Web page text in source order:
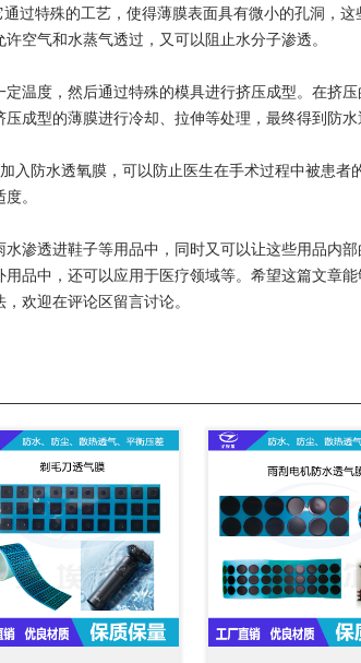
过特殊的工艺，使得薄膜表面具有微小的孔洞，这
空气和水蒸气透过，又可以阻止水分子渗透。
温度，然后通过特殊的模具进行挤压成型。在挤压
成型的薄膜进行冷却、拉伸等处理，最终得到防水
入防水透氧膜，可以防止医生在手术过程中被患者
。
渗透进鞋子等用品中，同时又可以让这些用品内部
品中，还可以应用于医疗领域等。希望这篇文章能
欢迎在评论区留言讨论。